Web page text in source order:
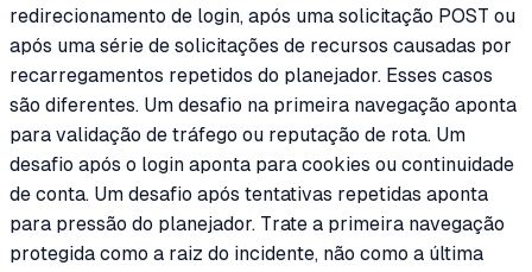
redirecionamento de login, após uma solicitação POST ou
após uma série de solicitações de recursos causadas por
recarregamentos repetidos do planejador. Esses casos
são diferentes. Um desafio na primeira navegação aponta
para validação de tráfego ou reputação de rota. Um
desafio após o login aponta para cookies ou continuidade
de conta. Um desafio após tentativas repetidas aponta
para pressão do planejador. Trate a primeira navegação
protegida como a raiz do incidente, não como a última